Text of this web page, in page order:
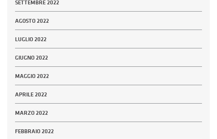
SETTEMBRE 2022
AGOSTO 2022
LUGLIO 2022
GIUGNO 2022
MAGGIO 2022
APRILE 2022
MARZO 2022
FEBBRAIO 2022